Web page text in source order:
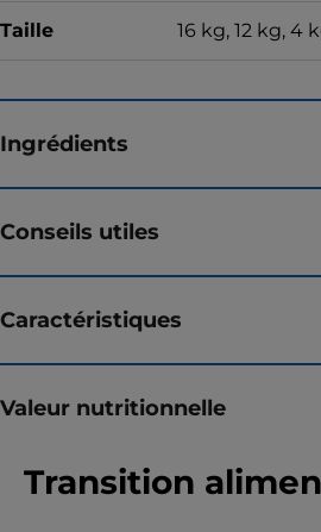
Taille 16 kg, 12 kg, 4
Ingrédients
Conseils utiles
Caractéristiques
Valeur nutritionnelle
Transition